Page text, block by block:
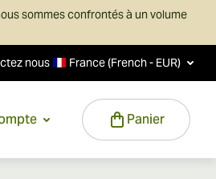
sommes confrontés à un volume
nous France (French - EUR)
Panier